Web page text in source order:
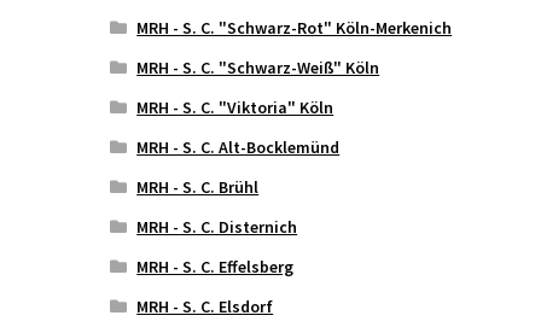
MRH - S. C. "Schwarz-Rot" Köln-Merkenich
MRH - S. C. "Schwarz-Weiß" Köln
MRH - S. C. "Viktoria" Köln
MRH - S. C. Alt-Bocklemünd
MRH - S. C. Brühl
MRH - S. C. Disternich
MRH - S. C. Effelsberg
MRH - S. C. Elsdorf